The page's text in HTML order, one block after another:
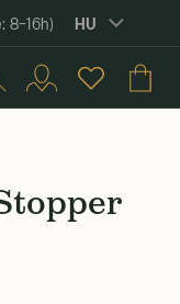
8–16h) HU